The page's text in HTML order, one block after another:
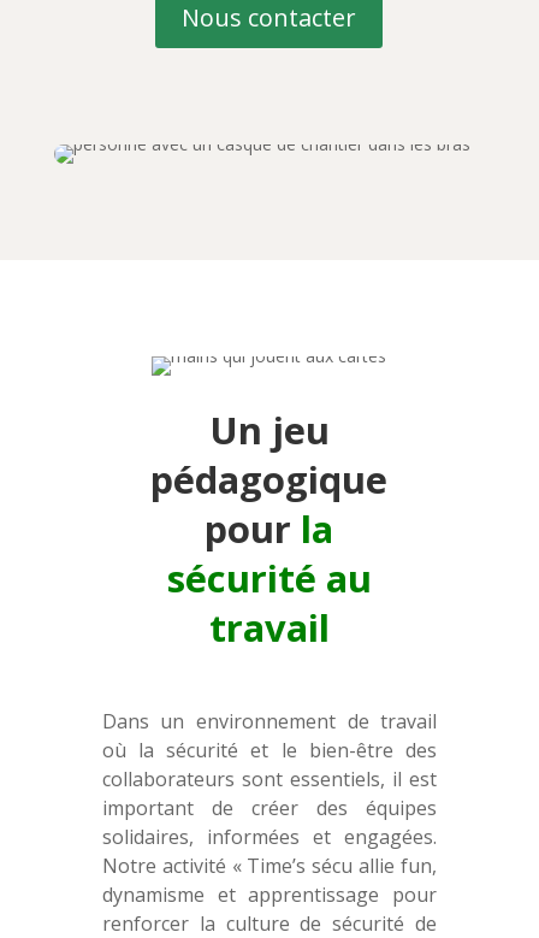
Nous contacter
Un jeu
pédagogique
pour la
sécurité au
travail
Dans un environnement de travail
où la sécurité et le bien-être des
collaborateurs sont essentiels, il est
important de créer des équipes
solidaires, informées et engagées.
Notre activité « Time’s sécu allie fun,
dynamisme et apprentissage pour
renforcer la culture de sécurité de